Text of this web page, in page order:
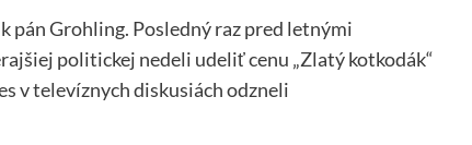
pán Grohling. Posledný raz pred letnými
politickej nedeli udeliť cenu „Zlatý kotkodák“
v televíznych diskusiách odzneli